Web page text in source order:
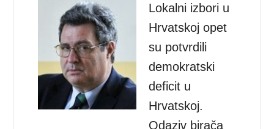
Lokalni izbori u
Hrvatskoj opet
su potvrdili
demokratski
deficit u
Hrvatskoj.
Odaziv birača